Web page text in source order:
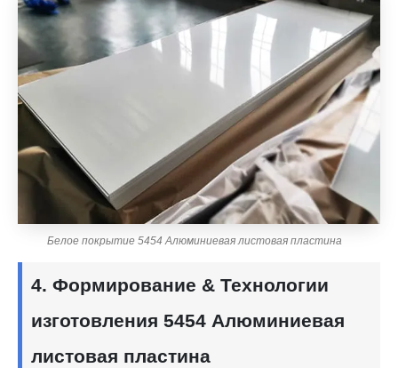
Белое покрытие 5454 Алюминиевая листовая пластина
4. Формирование & Технологии
изготовления 5454 Алюминиевая
листовая пластина